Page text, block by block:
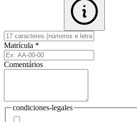
Matrícula *
Comentários
condiciones-legales